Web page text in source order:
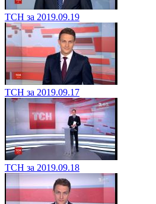
ТСН за 2019.09.19
ТСН за 2019.09.17
ТСН за 2019.09.18